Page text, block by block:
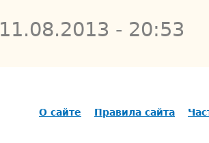
11.08.2013 - 20:53
О сайте Правила сайта